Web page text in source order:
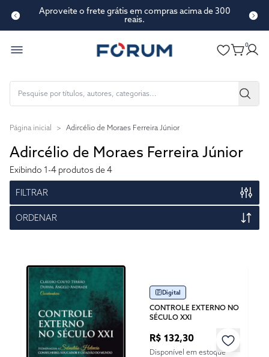
Aproveite o frete grátis em compras acima de 300
reais.
0
Página inicial > Adircélio de Moraes Ferreira Júnior
Adircélio de Moraes Ferreira Júnior
Exibindo 1-4 produtos de 4
FILTRAR
ORDENAR
Digital
CONTROLE EXTERNO NO
SÉCULO XXI
R$ 132,30
Disponível em estoque